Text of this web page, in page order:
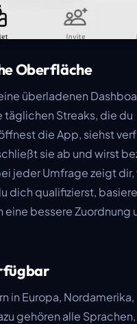
Oberfläche
überladenen
Streaks, die du
die App, siehst
sie ab und wirst
jeder Umfrage zeigt dir,
dich qualifizierst,
eine bessere Zuordnung
in Europa,
gehören alle